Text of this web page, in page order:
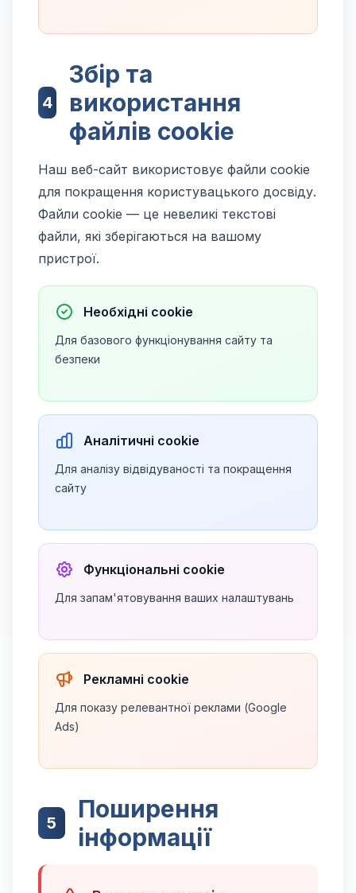
4
Збір та
використання
файлів cookie
Наш веб-сайт використовує файли cookie
для покращення користувацького досвіду.
Файли cookie — це невеликі текстові
файли, які зберігаються на вашому
пристрої.
Необхідні cookie
Для базового функціонування сайту та
безпеки
Аналітичні cookie
Для аналізу відвідуваності та покращення
сайту
Функціональні cookie
Для запам'ятовування ваших налаштувань
Рекламні cookie
Для показу релевантної реклами (Google
Ads)
5
Поширення
інформації